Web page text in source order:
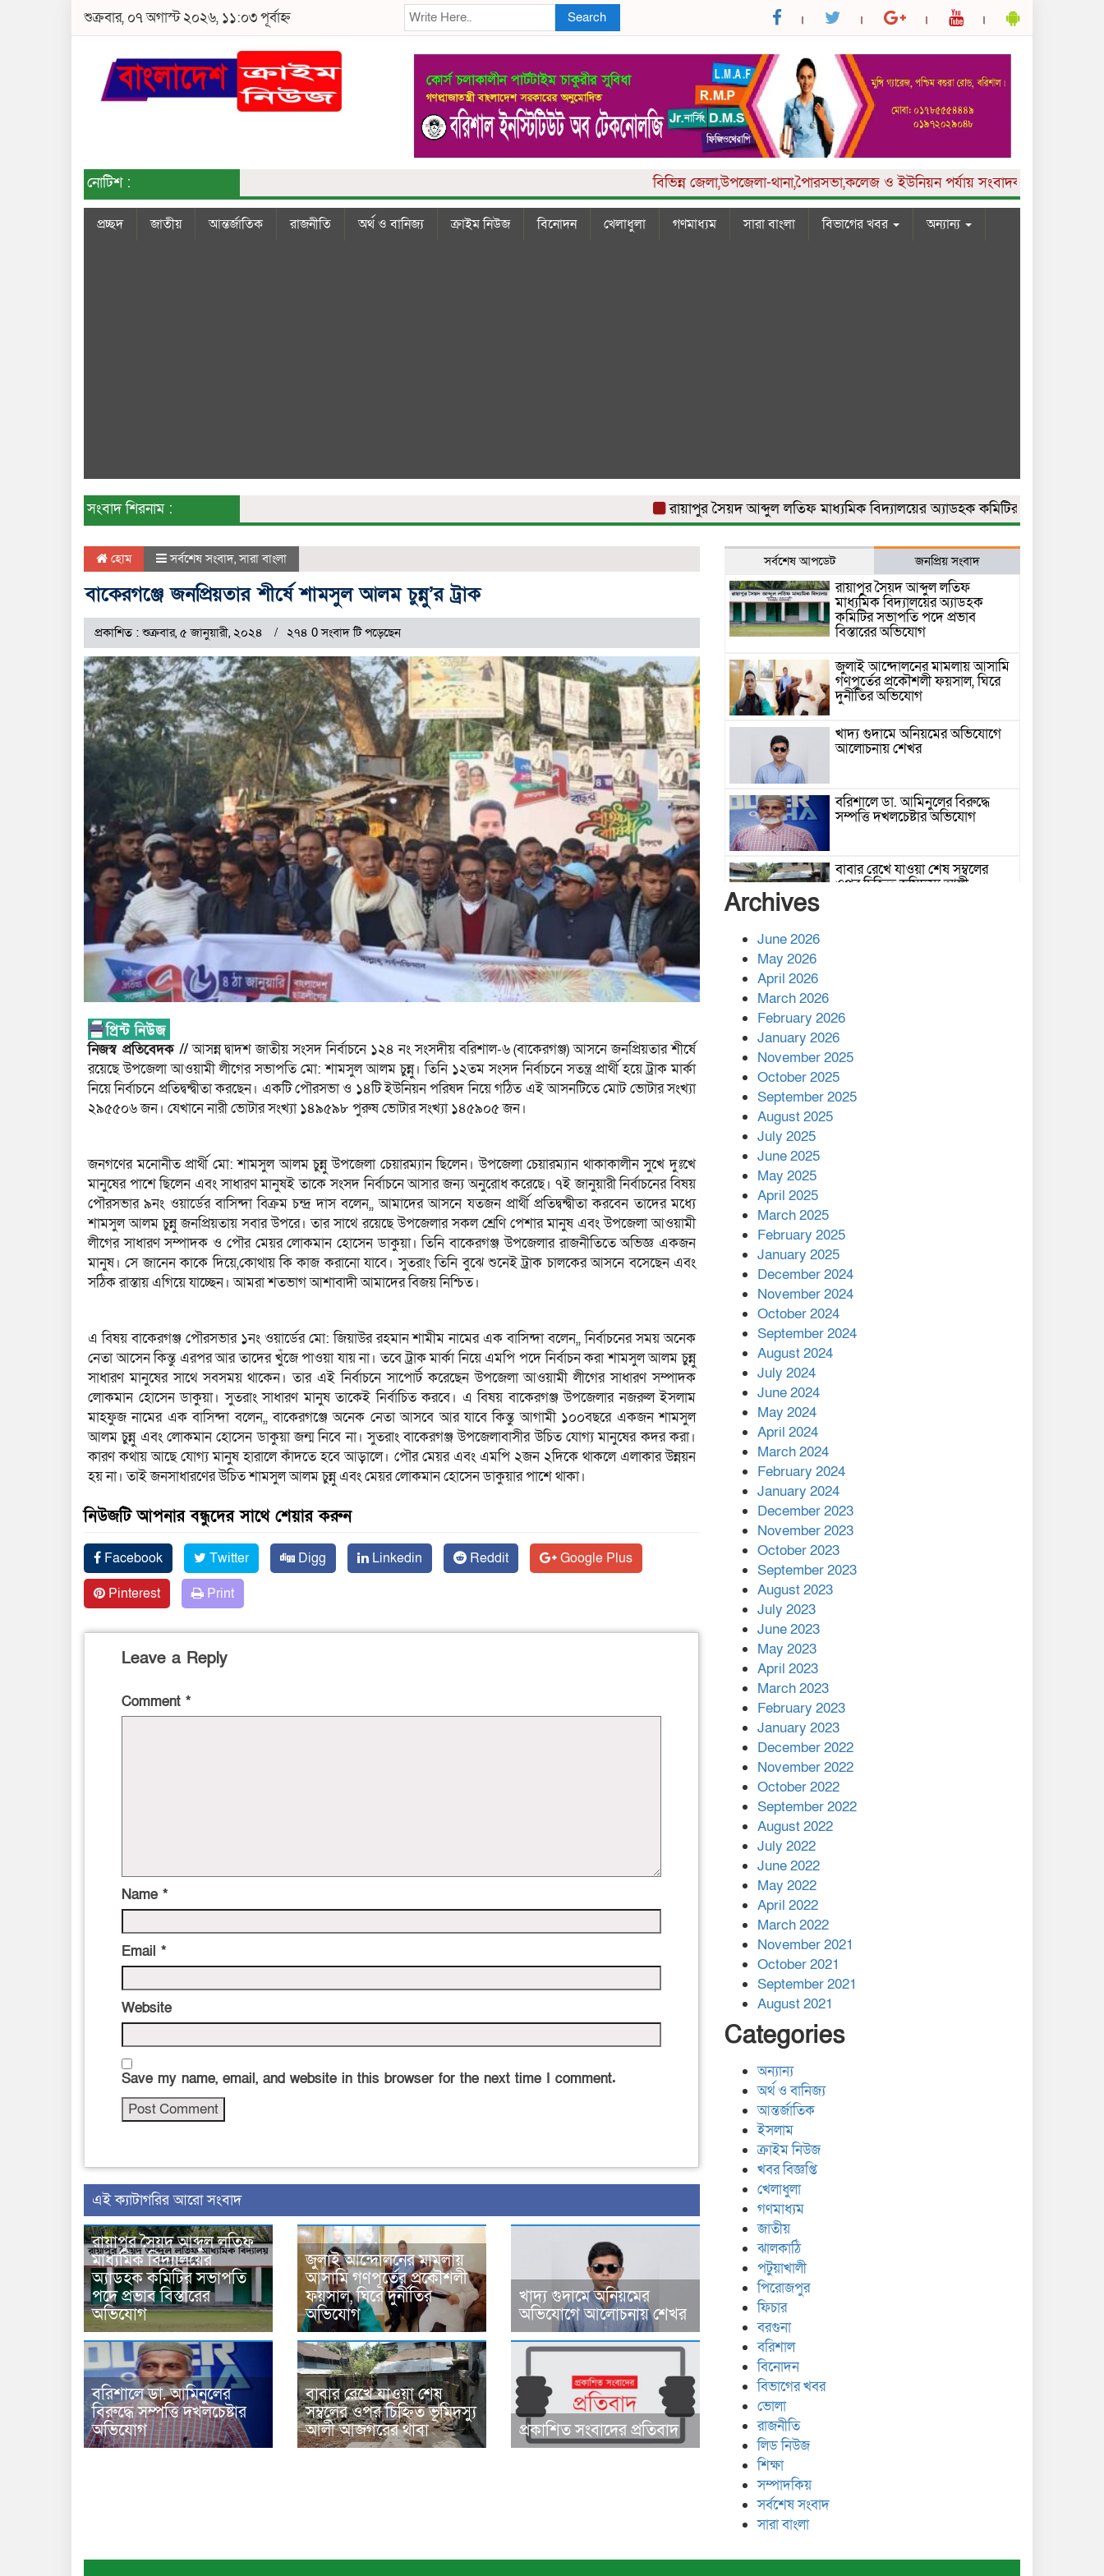
শুক্রবার, ০৭ অগাস্ট ২০২৬, ১১:০৩ পূর্বাহ্ন Search
নোটিশ : জেলা,উপজেলা-থানা,পৈারসভা,কলেজ ও ইউনিয়ন পর্যায় সংবাদকর্মী আবশ্যক ।
প্রচ্ছদ জাতীয় আন্তর্জাতিক রাজনীতি অর্থ ও বানিজ্য ক্রাইম নিউজ বিনোদন খেলাধুলা গণমাধ্যম সারা বাংলা বিভাগের খবর অন্যান্য
সংবাদ শিরনাম : রায়াপুর সৈয়দ আব্দুল লতিফ মাধ্যমিক বিদ্যালয়ের অ্যাডহক কমিটির সভাপতি পদে প্রভাব
হোম সর্বশেষ সংবাদ,সারা বাংলা
বাকেরগঞ্জে জনপ্রিয়তার শীর্ষে শামসুল আলম চুন্নু’র ট্রাক
প্রকাশিত : শুক্রবার, ৫ জানুয়ারী, ২০২৪ ২৭৪ 0 সংবাদ টি পড়েছেন
নিজস্ব প্রতিবেদক //আসন্ন দ্বাদশ জাতীয় সংসদ নির্বাচনে ১২৪ নং সংসদীয় বরিশাল-৬ (বাকেরগঞ্জ) আসনে জনপ্রিয়তার শীর্ষে
রয়েছে উপজেলা আওয়ামী লীগের সভাপতি মো: শামসুল আলম চুন্নু। তিনি ১২তম সংসদ নির্বাচনে সতন্ত্র প্রার্থী হয়ে ট্রাক মার্কা
নিয়ে নির্বাচনে প্রতিদ্বন্দ্বীতা করছেন। একটি পৌরসভা ও ১৪টি ইউনিয়ন পরিষদ নিয়ে গঠিত এই আসনটিতে মোট ভোটার সংখ্যা
২৯৫৫০৬ জন। যেখানে নারী ভোটার সংখ্যা ১৪৯৫৯৮ পুরুষ ভোটার সংখ্যা ১৪৫৯০৫ জন।
জনগণের মনোনীত প্রার্থী মো: শামসুল আলম চুন্নু উপজেলা চেয়ারম্যান ছিলেন। উপজেলা চেয়ারম্যান থাকাকালীন সুখে দুঃখে
মানুষের পাশে ছিলেন এবং সাধারণ মানুষই তাকে সংসদ নির্বাচনে আসার জন্য অনুরোধ করেছে। ৭ই জানুয়ারী নির্বাচনের বিষয়
পৌরসভার ৯নং ওয়ার্ডের বাসিন্দা বিক্রম চন্দ্র দাস বলেন,, আমাদের আসনে যতজন প্রার্থী প্রতিদ্বন্দ্বীতা করবেন তাদের মধ্যে
শামসুল আলম চুন্নু জনপ্রিয়তায় সবার উপরে। তার সাথে রয়েছে উপজেলার সকল শ্রেণি পেশার মানুষ এবং উপজেলা আওয়ামী
লীগের সাধারণ সম্পাদক ও পৌর মেয়র লোকমান হোসেন ডাকুয়া। তিনি বাকেরগঞ্জ উপজেলার রাজনীতিতে অভিজ্ঞ একজন
মানুষ। সে জানেন কাকে দিয়ে,কোথায় কি কাজ করানো যাবে। সুতরাং তিনি বুঝে শুনেই ট্রাক চালকের আসনে বসেছেন এবং
সঠিক রাস্তায় এগিয়ে যাচ্ছেন। আমরা শতভাগ আশাবাদী আমাদের বিজয় নিশ্চিত।
এ বিষয় বাকেরগঞ্জ পৌরসভার ১নং ওয়ার্ডের মো: জিয়াউর রহমান শামীম নামের এক বাসিন্দা বলেন,, নির্বাচনের সময় অনেক
নেতা আসেন কিন্তু এরপর আর তাদের খুঁজে পাওয়া যায় না। তবে ট্রাক মার্কা নিয়ে এমপি পদে নির্বাচন করা শামসুল আলম চুন্নু
সাধারণ মানুষের সাথে সবসময় থাকেন। তার এই নির্বাচনে সাপোর্ট করেছেন উপজেলা আওয়ামী লীগের সাধারণ সম্পাদক
লোকমান হোসেন ডাকুয়া। সুতরাং সাধারণ মানুষ তাকেই নির্বাচিত করবে। এ বিষয় বাকেরগঞ্জ উপজেলার নজরুল ইসলাম
মাহফুজ নামের এক বাসিন্দা বলেন,, বাকেরগঞ্জে অনেক নেতা আসবে আর যাবে কিন্তু আগামী ১০০বছরে একজন শামসুল
আলম চুন্নু এবং লোকমান হোসেন ডাকুয়া জন্ম নিবে না। সুতরাং বাকেরগঞ্জ উপজেলাবাসীর উচিত যোগ্য মানুষের কদর করা।
কারণ কথায় আছে যোগ্য মানুষ হারালে কাঁদতে হবে আড়ালে। পৌর মেয়র এবং এমপি ২জন ২দিকে থাকলে এলাকার উন্নয়ন
হয় না। তাই জনসাধারণের উচিত শামসুল আলম চুন্নু এবং মেয়র লোকমান হোসেন ডাকুয়ার পাশে থাকা।
নিউজটি আপনার বন্ধুদের সাথে শেয়ার করুন
Facebook Twitter Digg Linkedin Reddit
Google Plus
Pinterest
Print
Leave a Reply
Comment *
Name *
Email *
Website
Save my name, email, and website in this browser for the next time I comment.
‍এই ক্যাটাগরির ‍আরো সংবাদ
রায়াপুর সৈয়দ আব্দুল লতিফ
মাধ্যমিক বিদ্যালয়ের
অ্যাডহক কমিটির সভাপতি
পদে প্রভাব বিস্তারের
অভিযোগ
জুলাই আন্দোলনের মামলায়
আসামি গণপূর্তের প্রকৌশলী
ফয়সাল, ঘিরে দুর্নীতির
অভিযোগ
খাদ্য গুদামে অনিয়মের
অভিযোগে আলোচনায় শেখর
বরিশালে ডা. আমিনুলের
বিরুদ্ধে সম্পত্তি দখলচেষ্টার
অভিযোগ
বাবার রেখে যাওয়া শেষ
সম্বলের ওপর চিহ্নিত ভূমিদস্যু
আলী আজগরের থাবা
প্রকাশিত সংবাদের প্রতিবাদ
সর্বশেষ আপডেট জনপ্রিয় সংবাদ
রায়াপুর সৈয়দ আব্দুল লতিফ
মাধ্যমিক বিদ্যালয়ের অ্যাডহক
কমিটির সভাপতি পদে প্রভাব
বিস্তারের অভিযোগ
জুলাই আন্দোলনের মামলায় আসামি
গণপূর্তের প্রকৌশলী ফয়সাল, ঘিরে
দুর্নীতির অভিযোগ
খাদ্য গুদামে অনিয়মের অভিযোগে
আলোচনায় শেখর
বরিশালে ডা. আমিনুলের বিরুদ্ধে
সম্পত্তি দখলচেষ্টার অভিযোগ
বাবার রেখে যাওয়া শেষ সম্বলের
ওপর চিহ্নিত ভূমিদস্যু আলী
প্রকাশের অভিযোগ
শের-ই-বাংলা গোল্ডেন অ্যাওয়ার্ড
২০২৬-এ সম্মানিত পরিচালক ইমন
নিহত, আহত ৪০
Archives
June 2026
May 2026
April 2026
March 2026
February 2026
January 2026
November 2025
October 2025
September 2025
August 2025
July 2025
June 2025
May 2025
April 2025
March 2025
February 2025
January 2025
December 2024
November 2024
October 2024
September 2024
August 2024
July 2024
June 2024
May 2024
April 2024
March 2024
February 2024
January 2024
December 2023
November 2023
October 2023
September 2023
August 2023
July 2023
June 2023
May 2023
April 2023
March 2023
February 2023
January 2023
December 2022
November 2022
October 2022
September 2022
August 2022
July 2022
June 2022
May 2022
April 2022
March 2022
November 2021
October 2021
September 2021
August 2021
Categories
অন্যান্য
অর্থ ও বানিজ্য
আন্তর্জাতিক
ইসলাম
ক্রাইম নিউজ
খবর বিজ্ঞপ্তি
খেলাধুলা
গণমাধ্যম
জাতীয়
ঝালকাঠি
পটুয়াখালী
পিরোজপুর
ফিচার
বরগুনা
বরিশাল
বিনোদন
বিভাগের খবর
ভোলা
রাজনীতি
লিড নিউজ
শিক্ষা
সম্পাদকিয়
সর্বশেষ সংবাদ
সারা বাংলা